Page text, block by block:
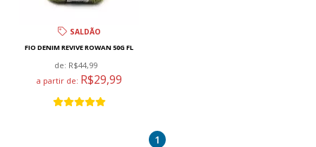
SALDÃO
FIO DENIM REVIVE ROWAN 50G FL
de: R$44,99
a partir de: R$29,99
1